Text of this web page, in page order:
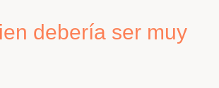
debería ser muy